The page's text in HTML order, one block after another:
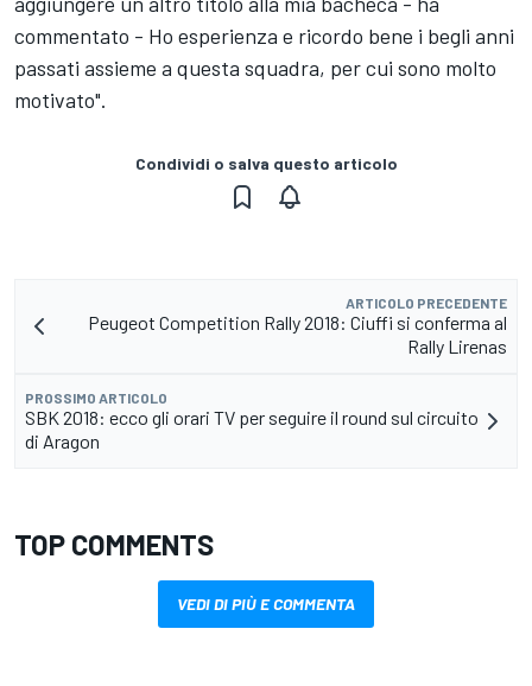
commentato - Ho esperienza e ricordo bene i begli anni
passati assieme a questa squadra, per cui sono molto
motivato".
Condividi o salva questo articolo
ARTICOLO PRECEDENTE
Peugeot Competition Rally 2018: Ciuffi si conferma al
Rally Lirenas
PROSSIMO ARTICOLO
SBK 2018: ecco gli orari TV per seguire il round sul circuito
di Aragon
TOP COMMENTS
VEDI DI PIÙ E COMMENTA